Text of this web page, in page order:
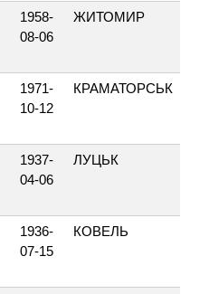
1958-
08-06
ЖИТОМИР
1971-
10-12
КРАМАТОРСЬК
1937-
04-06
ЛУЦЬК
1936-
07-15
КОВЕЛЬ